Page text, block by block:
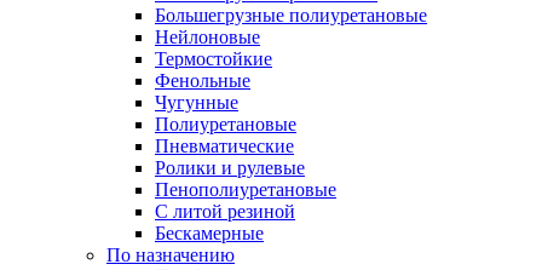
Большегрузные полиуретановые
Нейлоновые
Термостойкие
Фенольные
Чугунные
Полиуретановые
Пневматические
Ролики и рулевые
Пенополиуретановые
С литой резиной
Бескамерные
По назначению